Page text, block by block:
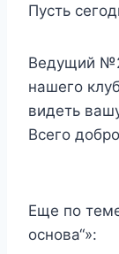
Пусть
Ведущий
нашего
видеть
Всего
Еще по
основа“»: